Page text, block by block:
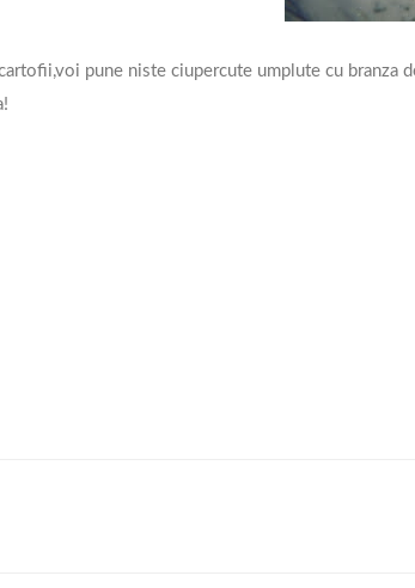
pune niste ciupercute umplute cu branza